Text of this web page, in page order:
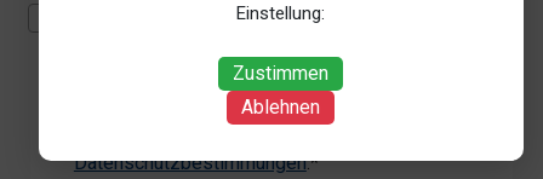
Einstellung:
Zustimmen
Ablehnen
Mit der Erhebung, Verarbeitung und Nutzung meiner
Uhrzeit der Bewertungsabgabe, Referrer-URL) zum
Zweck der Bewertung erkläre ich mich
Datenschutzbestimmungen.*